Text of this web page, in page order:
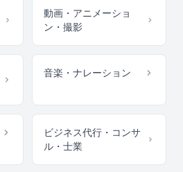
動画・アニメーショ
ン・撮影
音楽・ナレーション
ビジネス代行・コンサ
ル・士業